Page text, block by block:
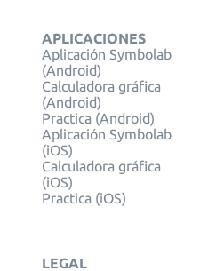
APLICACIONES
Aplicación Symbolab
(Android)
Calculadora gráfica
(Android)
Practica (Android)
Aplicación Symbolab
(iOS)
Calculadora gráfica
(iOS)
Practica (iOS)
LEGAL